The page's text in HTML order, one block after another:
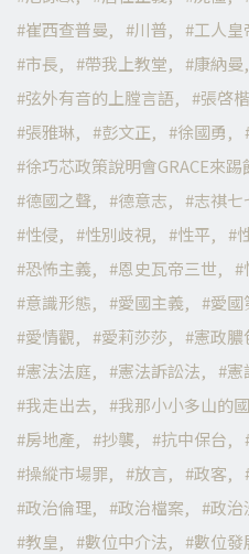
崔西查普曼
川普 工人皇
市長
帶我上教堂 康納曼
弦外有音的上膛言語
張啓楷
張雅琳
彭文正 徐國勇
徐巧芯政策說明會GRACE來踢
德國之聲
德意志 志祺七
性侵
性別歧視 性平
恐怖主義
恩史瓦帝三世
意識形態
愛國主義
愛國
愛情觀
愛莉莎莎 憲政膿
憲法法庭
憲法訴訟法 憲
我走出去
我那小小多山的
房地產
抄襲 抗中保台
操縱市場罪
放言 政客
政治倫理
政治檔案 政治
教皇
數位中介法 數位發